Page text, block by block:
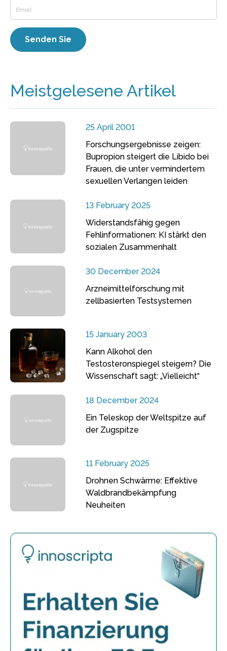
Meistgelesene Artikel
25 April 2001
Forschungsergebnisse zeigen:
Bupropion steigert die Libido bei
Frauen, die unter vermindertem
sexuellen Verlangen leiden
13 February 2025
Widerstandsfähig gegen
Fehlinformationen: KI stärkt den
sozialen Zusammenhalt
30 December 2024
Arzneimittelforschung mit
zellbasierten Testsystemen
15 January 2003
Kann Alkohol den
Testosteronspiegel steigern? Die
Wissenschaft sagt: „Vielleicht“
18 December 2024
Ein Teleskop der Weltspitze auf
der Zugspitze
11 February 2025
Drohnen Schwärme: Effektive
Waldbrandbekämpfung
Neuheiten